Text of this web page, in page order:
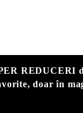
REDUCERI
doar în